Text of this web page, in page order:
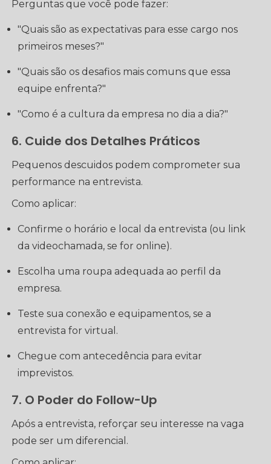
Perguntas que você pode fazer:
"Quais são as expectativas para esse cargo nos
primeiros meses?"
"Quais são os desafios mais comuns que essa
equipe enfrenta?"
"Como é a cultura da empresa no dia a dia?"
6. Cuide dos Detalhes Práticos
Pequenos descuidos podem comprometer sua
performance na entrevista.
Como aplicar:
Confirme o horário e local da entrevista (ou link
da videochamada, se for online).
Escolha uma roupa adequada ao perfil da
empresa.
Teste sua conexão e equipamentos, se a
entrevista for virtual.
Chegue com antecedência para evitar
imprevistos.
7. O Poder do Follow-Up
Após a entrevista, reforçar seu interesse na vaga
pode ser um diferencial.